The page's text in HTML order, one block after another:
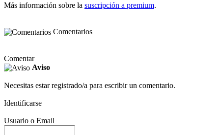
Más información sobre la suscripción a premium.
Comentarios
Comentar
Aviso
Necesitas estar registrado/a para escribir un comentario.
Identificarse
Usuario o Email